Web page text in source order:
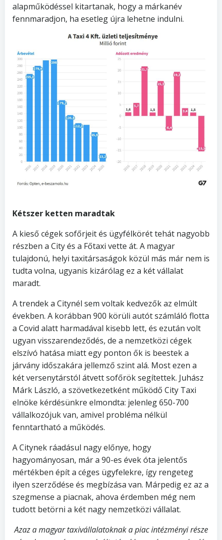
alapműködéssel kitartanak, hogy a márkanév
fennmaradjon, ha esetleg újra lehetne indulni.
Kétszer ketten maradtak
A kieső cégek sofőrjeit és ügyfélkörét tehát nagyobb
részben a City és a Főtaxi vette át. A magyar
tulajdonú, helyi taxitársaságok közül más már nem is
tudta volna, ugyanis kizárólag ez a két vállalat
maradt.
A trendek a Citynél sem voltak kedvezők az elmúlt
években. A korábban 900 körüli autót számláló flotta
a Covid alatt harmadával kisebb lett, és ezután volt
ugyan visszarendeződés, de a nemzetközi cégek
elszívó hatása miatt egy ponton ők is beestek a
járvány időszakára jellemző szint alá. Most ezen a
két versenytárstól átvett sofőrök segítettek. Juhász
Márk László, a szövetkezetként működő City Taxi
elnöke kérdésünkre elmondta: jelenleg 650-700
vállalkozójuk van, amivel probléma nélkül
fenntartható a működés.
A Citynek ráadásul nagy előnye, hogy
hagyományosan, már a 90-es évek óta jelentős
mértékben épít a céges ügyfelekre, így rengeteg
ilyen szerződése és megbízása van. Márpedig ez az a
szegmense a piacnak, ahova érdemben még nem
tudott betörni a két nagy nemzetközi vállalat.
Azaz a magyar taxivállalatoknak a piac intézményi része